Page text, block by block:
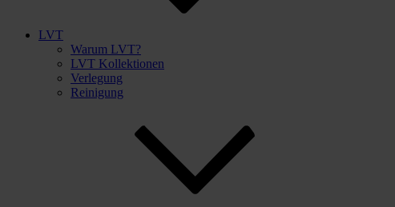
LVT
Warum LVT?
LVT Kollektionen
Verlegung
Reinigung